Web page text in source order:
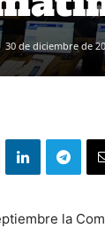
30 de diciembre de
la